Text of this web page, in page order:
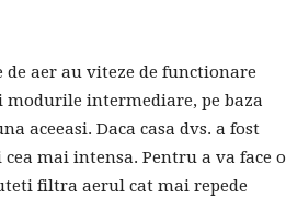
aer au viteze de functionare
modurile intermediare, pe baza
aceeasi. Daca casa dvs. a fost
mai intensa. Pentru a va face o
filtra aerul cat mai repede